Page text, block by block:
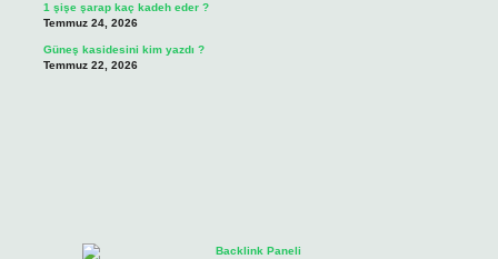
1 şişe şarap kaç kadeh eder ?
Temmuz 24, 2026
Güneş kasidesini kim yazdı ?
Temmuz 22, 2026